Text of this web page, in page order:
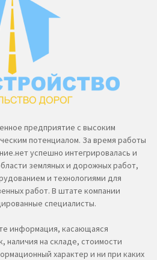
предприятие с высоким
потенциалом. За время работы
успешно интегрировалась и
земляных и дорожных работ,
и технологиями для
работ. В штате компании
специалисты.
информация, касающаяся
наличия на складе, стоимости
характер и ни при каких